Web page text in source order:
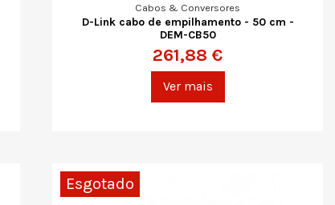
Cabos & Conversores
D-Link cabo de empilhamento - 50 cm -
DEM-CB50
261,88 €
Ver mais
Esgotado